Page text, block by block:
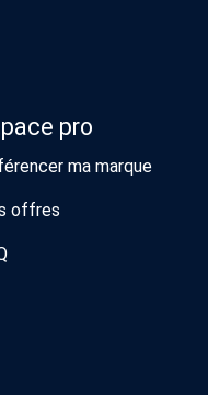
pro
ma marque
offres